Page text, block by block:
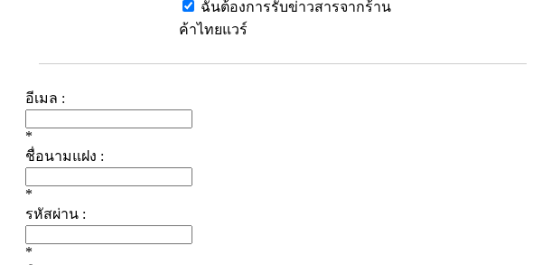
ฉันต้องการรับข่าวสารจากร้าน
ค้าไทยแวร์
อีเมล :
*
ชื่อนามแฝง :
*
รหัสผ่าน :
*